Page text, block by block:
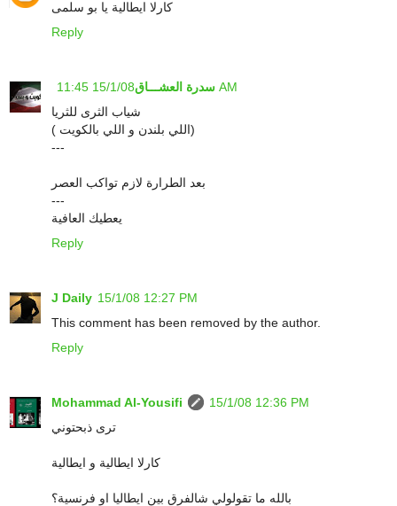
كارلا ايطالية يا بو سلمى
Reply
سدرة العشـــاق 15/1/08 11:45 AM
شياب الثرى للثريا
( اللي بلندن و اللي بالكويت)
---
بعد الطرارة لازم تواكب العصر
---
يعطيك العافية
Reply
J Daily 15/1/08 12:27 PM
This comment has been removed by the author.
Reply
Mohammad Al-Yousifi
15/1/08 12:36 PM
ترى ذبحتوني
كارلا ايطالية و ايطالية
بالله ما تقولولي شالفرق بين ايطاليا او فرنسية؟